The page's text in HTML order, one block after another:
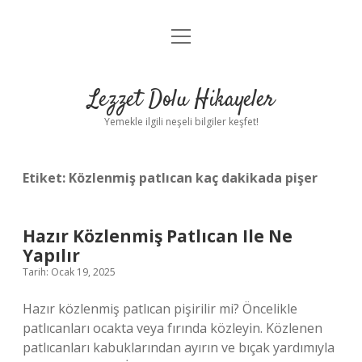
Anasayfa
Yasal Uyarı
menüyü
Lezzet Dolu Hikayeler
Yemekle ilgili neşeli bilgiler keşfet!
Etiket: Közlenmiş patlıcan kaç dakikada pişer
Hazır Közlenmiş Patlıcan Ile Ne
Yapılır
Tarih: Ocak 19, 2025
Hazır közlenmiş patlıcan pişirilir mi? Öncelikle
patlıcanları ocakta veya fırında közleyin. Közlenen
patlıcanları kabuklarından ayırın ve bıçak yardımıyla